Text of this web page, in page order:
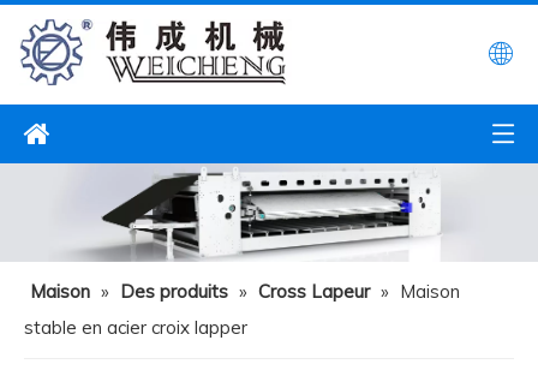
Maison » Des produits » Cross Lapeur » Maison
stable en acier croix lapper